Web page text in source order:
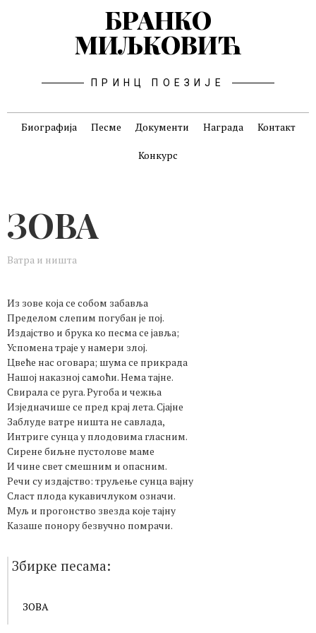
БРАНКО
МИЉКОВИЋ
ПРИНЦ ПОЕЗИЈЕ
Биографија Песме Документи Награда Контакт
Конкурс
ЗОВА
Ватра и ништа
Из зове која се собом забавља
Пределом слепим погубан је пој.
Издајство и брука ко песма се јавља;
Успомена траје у намери злој.
Цвеће нас оговара; шума се прикрада
Нашој наказној самоћи. Нема тајне.
Свирала се руга. Ругоба и чежња
Изједначише се пред крај лета. Сјајне
Заблуде ватре ништа не савлада,
Интриге сунца у плодовима гласним.
Сирене биљне пустолове маме
И чине свет смешним и опасним.
Речи су издајство: труљење сунца вајну
Сласт плода кукавичлуком означи.
Муљ и прогонство звезда које тајну
Казаше понору безвучно помрачи.
Збирке песама:
ЗОВА